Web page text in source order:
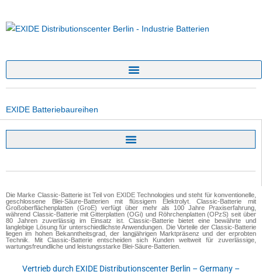
EXIDE Batteriebaureihen
Die Marke Classic-Batterie ist Teil von EXIDE Technologies und steht für konventionelle,
geschlossene Blei-Säure-Batterien mit flüssigem Elektrolyt. Classic-Batterie mit
Großoberflächenplatten (GroE) verfügt über mehr als 100 Jahre Praxiserfahrung,
während Classic-Batterie mit Gitterplatten (OGi) und Röhrchenplatten (OPzS) seit über
80 Jahren zuverlässig im Einsatz ist. Classic-Batterie bietet eine bewährte und
langlebige Lösung für unterschiedlichste Anwendungen. Die Vorteile der Classic-Batterie
liegen im hohen Bekanntheitsgrad, der langjährigen Marktpräsenz und der erprobten
Technik. Mit Classic-Batterie entscheiden sich Kunden weltweit für zuverlässige,
wartungsfreundliche und leistungsstarke Blei-Säure-Batterien.
Vertrieb durch EXIDE Distributionscenter Berlin – Germany –